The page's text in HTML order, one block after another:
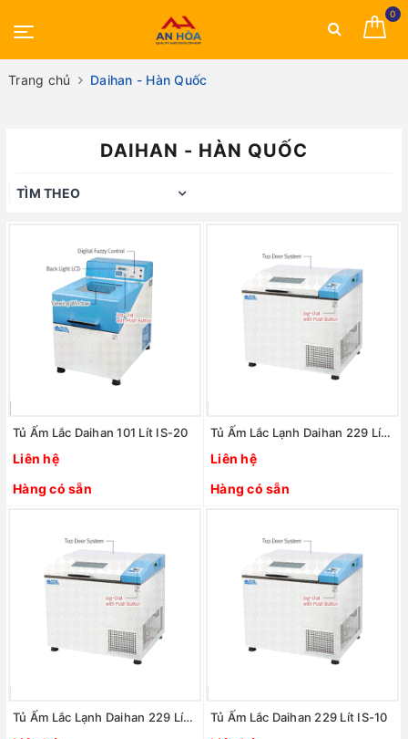
0
Trang chủ Daihan - Hàn Quốc
DAIHAN - HÀN QUỐC
TÌM THEO
Tủ Ấm Lắc Daihan 101 Lít IS-20
Liên hệ
Hàng có sẵn
Tủ Ấm Lắc Lạnh Daihan 229 Lít IS-10RL
Liên hệ
Hàng có sẵn
Tủ Ấm Lắc Lạnh Daihan 229 Lít IS-10R Tủ Ấm Lắc Daihan 229 Lít IS-10